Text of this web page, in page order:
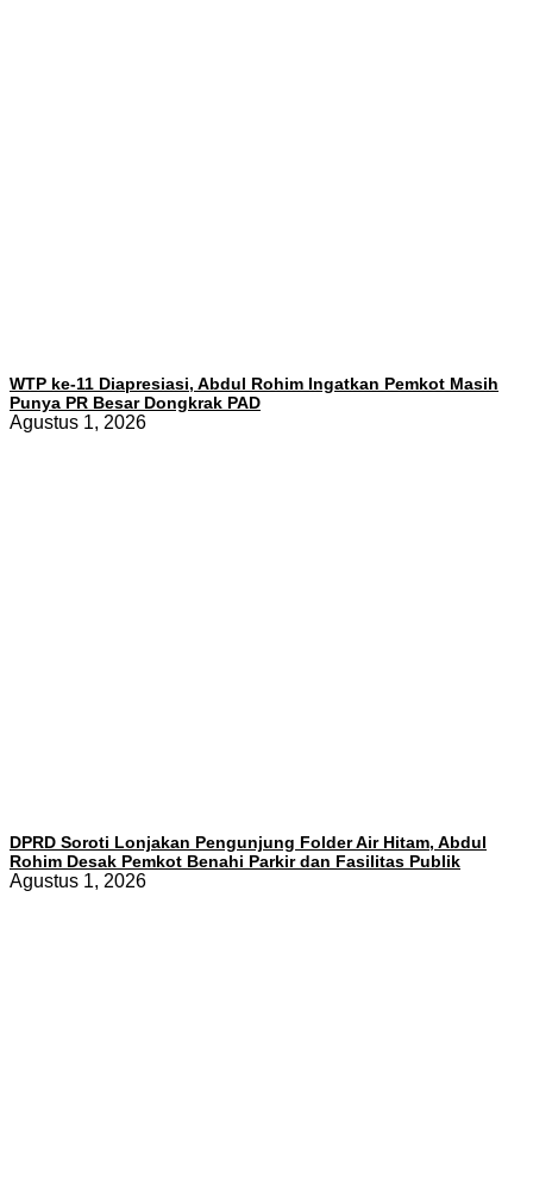
WTP ke-11 Diapresiasi, Abdul Rohim Ingatkan Pemkot Masih
Punya PR Besar Dongkrak PAD
Agustus 1, 2026
DPRD Soroti Lonjakan Pengunjung Folder Air Hitam, Abdul
Rohim Desak Pemkot Benahi Parkir dan Fasilitas Publik
Agustus 1, 2026